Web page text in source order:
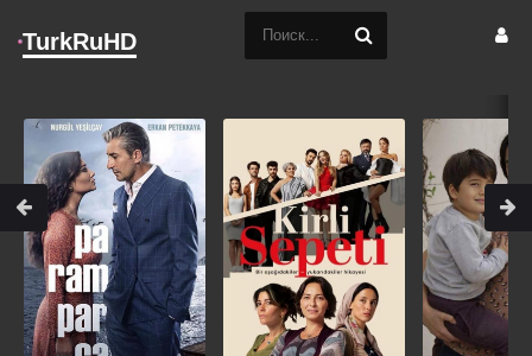
TurkRuHD